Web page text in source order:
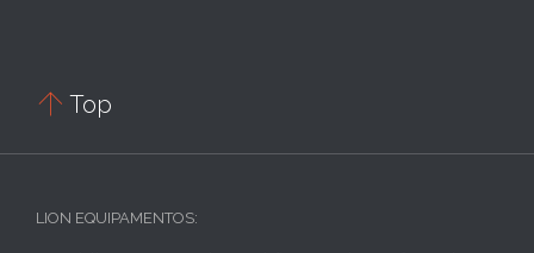
 Top
LION EQUIPAMENTOS: